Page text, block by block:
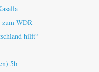
zum WDR
hilft“
5b